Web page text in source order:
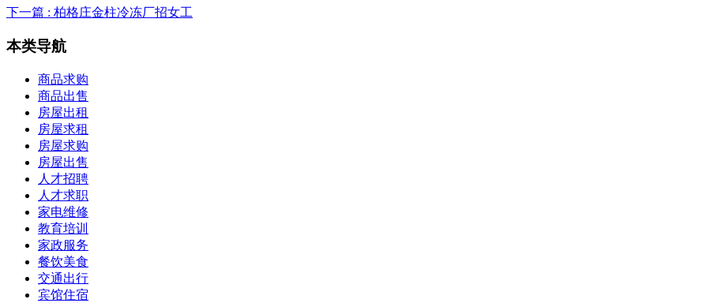
下一篇 : 柏格庄金柱冷冻厂招女工
本类导航
商品求购
商品出售
房屋出租
房屋求租
房屋求购
房屋出售
人才招聘
人才求职
家电维修
教育培训
家政服务
餐饮美食
交通出行
宾馆住宿